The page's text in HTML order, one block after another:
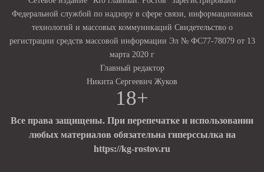
Федеральной службой по надзору в сфере связи, информационных
технологий и массовых коммуникаций Свидетельство о
регистрации средств массовой информации Эл № ФС77-78079 от 13
марта 2020 г
Главный редактор
Никита Сергеевич Жуков
18+
Все права защищены. При перепечатке и использовании
любых материалов обязательна гиперссылка на
https://kg-rostov.ru